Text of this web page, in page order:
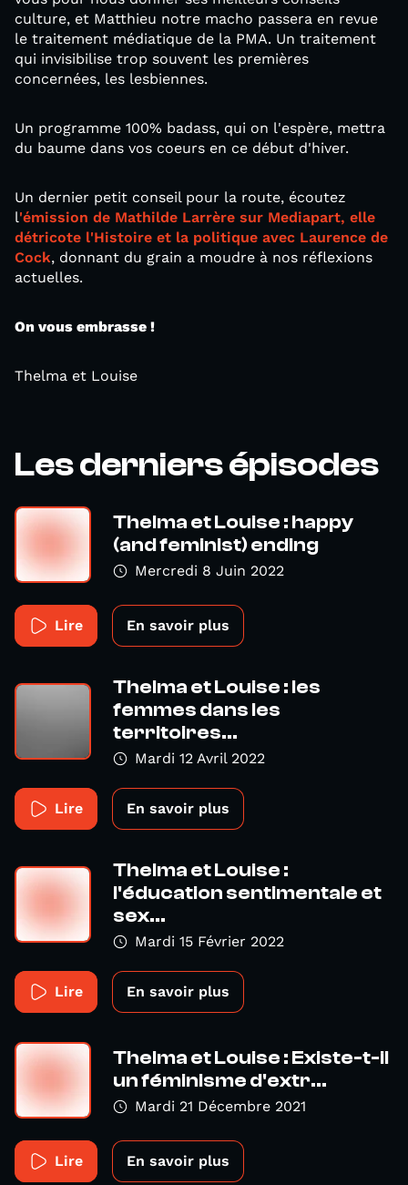
culture, et Matthieu notre macho passera en revue
le traitement médiatique de la PMA. Un traitement
qui invisibilise trop souvent les premières
concernées, les lesbiennes.
Un programme 100% badass, qui on l'espère, mettra
du baume dans vos coeurs en ce début d'hiver.
Un dernier petit conseil pour la route, écoutez
l'émission de Mathilde Larrère sur Mediapart, elle
détricote l'Histoire et la politique avec Laurence de
Cock, donnant du grain a moudre à nos réflexions
actuelles.
On vous embrasse !
Thelma et Louise
Les derniers épisodes
Thelma et Louise : happy
(and feminist) ending
Mercredi 8 Juin 2022
Lire En savoir plus
Thelma et Louise : les
femmes dans les
territoires...
Mardi 12 Avril 2022
Lire En savoir plus
Thelma et Louise :
l'éducation sentimentale et
sex...
Mardi 15 Février 2022
Lire En savoir plus
Thelma et Louise : Existe-t-il
un féminisme d'extr...
Mardi 21 Décembre 2021
Lire En savoir plus